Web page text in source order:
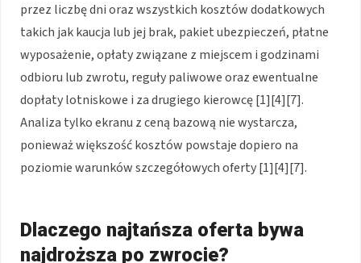
przez liczbę dni oraz wszystkich kosztów dodatkowych
takich jak kaucja lub jej brak, pakiet ubezpieczeń, płatne
wyposażenie, opłaty związane z miejscem i godzinami
odbioru lub zwrotu, reguły paliwowe oraz ewentualne
dopłaty lotniskowe i za drugiego kierowcę [1][4][7].
Analiza tylko ekranu z ceną bazową nie wystarcza,
ponieważ większość kosztów powstaje dopiero na
poziomie warunków szczegółowych oferty [1][4][7].
Dlaczego najtańsza oferta bywa
najdroższa po zwrocie?